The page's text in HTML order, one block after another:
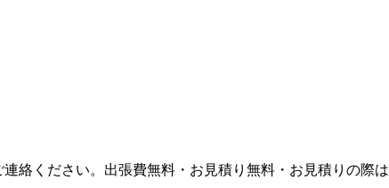
絡ください。出張費無料・お見積り無料・お見積りの際は